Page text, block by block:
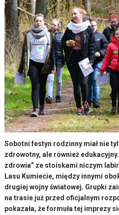
Sobotni festyn rodzinny miał nie
zdrowotny, ale również
zdrowia” ze stoiskami niczym
Lasu Kumiecie, między innymi
drugiej wojny światowej. Grupki
na trasie już przed oficjalnym
pokazała, że formuła tej imprezy